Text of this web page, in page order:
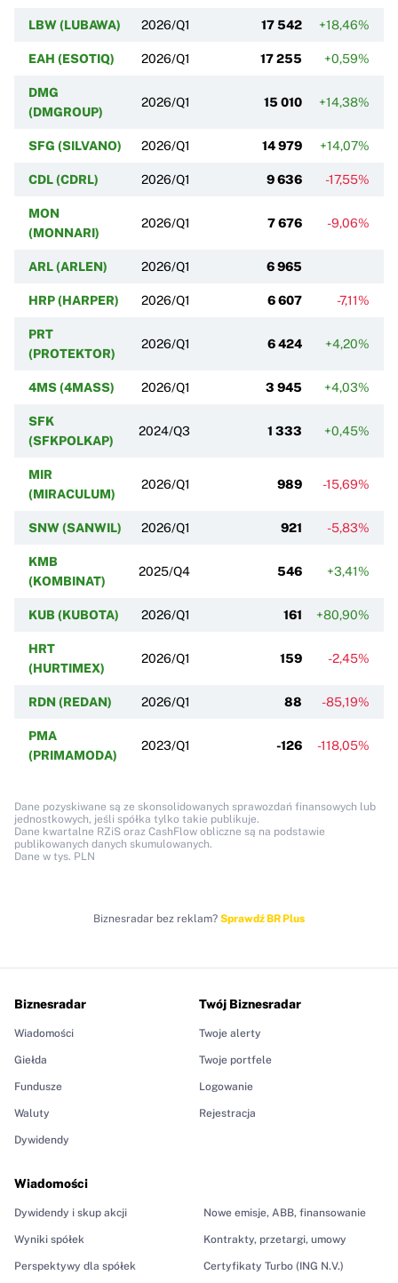
LBW (LUBAWA) 2026/Q1 17 542 +18,46%
EAH (ESOTIQ) 2026/Q1 17 255 +0,59%
DMG
(DMGROUP)
2026/Q1 15 010 +14,38%
SFG (SILVANO) 2026/Q1 14 979 +14,07%
CDL (CDRL) 2026/Q1 9 636 -17,55%
MON
(MONNARI)
2026/Q1 7 676 -9,06%
ARL (ARLEN) 2026/Q1 6 965
HRP (HARPER) 2026/Q1 6 607 -7,11%
PRT
(PROTEKTOR)
2026/Q1 6 424 +4,20%
4MS (4MASS) 2026/Q1 3 945 +4,03%
SFK
(SFKPOLKAP)
2024/Q3 1 333 +0,45%
MIR
(MIRACULUM)
2026/Q1 989 -15,69%
SNW (SANWIL) 2026/Q1 921 -5,83%
KMB
(KOMBINAT)
2025/Q4 546 +3,41%
KUB (KUBOTA) 2026/Q1 161 +80,90%
HRT
(HURTIMEX)
2026/Q1 159 -2,45%
RDN (REDAN) 2026/Q1 88 -85,19%
PMA
(PRIMAMODA)
2023/Q1 -126 -118,05%
Dane pozyskiwane są ze skonsolidowanych sprawozdań finansowych lub
jednostkowych, jeśli spółka tylko takie publikuje.
Dane kwartalne RZiS oraz CashFlow obliczne są na podstawie
publikowanych danych skumulowanych.
Dane w tys. PLN
Biznesradar bez reklam? Sprawdź BR Plus
Biznesradar
Wiadomości
Giełda
Fundusze
Waluty
Dywidendy
Wiadomości
Dywidendy i skup akcji
Wyniki spółek
Perspektywy dla spółek
Nowe emisje, ABB, finansowanie
Kontrakty, przetargi, umowy
Certyfikaty Turbo (ING N.V.)
Twój Biznesradar
Twoje alerty
Twoje portfele
Logowanie
Rejestracja